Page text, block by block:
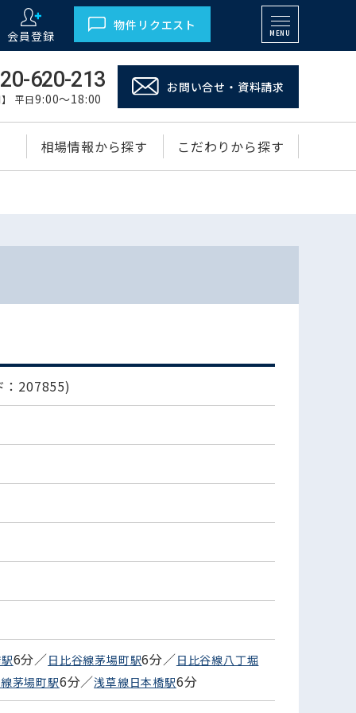
会員登録
物件リクエスト
MENU
620-213
】 平日9:00～18:00
お問い合せ・資料請求
相場情報から探す こだわりから探す
：207855)
6分／日比谷線茅場町駅6分／日比谷線八丁堀
茅場町駅6分／浅草線日本橋駅6分